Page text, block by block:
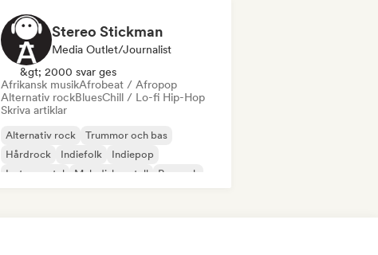
Stereo Stickman
Media Outlet/Journalist
&gt; 2000 svar ges
Afrikansk musikAfrobeat / Afropop
Alternativ rockBluesChill / Lo-fi Hip-Hop
Skriva artiklar
Alternativ rock
Trummor och bas
Hårdrock
Indiefolk
Indiepop
Instrumental
Melodisk metall Poprock